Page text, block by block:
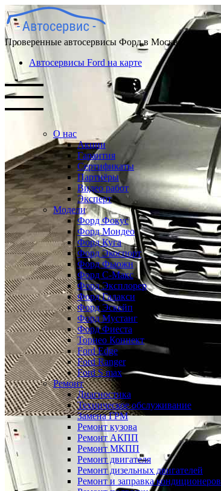
Проверенные автосервисы Форд в Москве
Автосервисы Ford на карте
О нас
Акции
Гарантия
Сертификаты
Партнёры
Видео работ
Эксперт
Модели
Форд Фокус
Форд Мондео
Форд Куга
Форд Экоспорт
Форд Фьюжн
Форд С-Макс
Форд Эксплорер
Форд Галакси
Форд Эскейп
Форд Мустанг
Форд Фиеста
Торнео Коннект
Ford Edge
Ford Ranger
Ford S max
Ремонт
Диагностика
Техническое обслуживание
Замена ГРМ
Ремонт кузова
Ремонт АКПП
Ремонт МКПП
Ремонт двигателя
Ремонт дизельных двигателей
Ремонт и заправка кондиционеров